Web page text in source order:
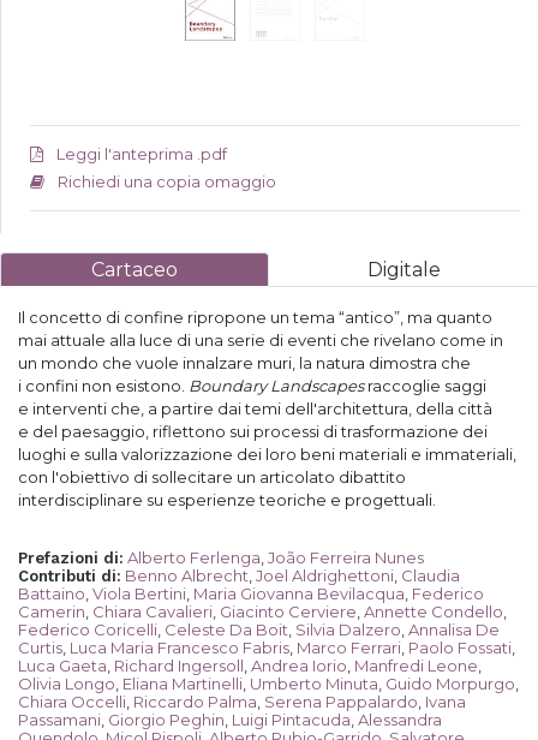
Leggi l'anteprima .pdf
Richiedi una copia omaggio
Cartaceo Digitale
Il concetto di confine ripropone un tema “antico”, ma quanto
mai attuale alla luce di una serie di eventi che rivelano come in
un mondo che vuole innalzare muri, la natura dimostra che
i confini non esistono. Boundary Landscapesraccoglie saggi
e interventi che, a partire dai temi dell'architettura, della città
e del paesaggio, riflettono sui processi di trasformazione dei
luoghi e sulla valorizzazione dei loro beni materiali e immateriali,
con l'obiettivo di sollecitare un articolato dibattito
interdisciplinare su esperienze teoriche e progettuali.
Prefazioni di: Alberto Ferlenga João Ferreira Nunes
Contributi di: Benno Albrecht Joel Aldrighettoni Claudia
Battaino Viola Bertini Maria Giovanna Bevilacqua Federico
Camerin Chiara Cavalieri Giacinto Cerviere Annette Condello
Federico Coricelli Celeste Da Boit Silvia Dalzero Annalisa De
Curtis Luca Maria Francesco Fabris Marco Ferrari Paolo Fossati
Luca Gaeta Richard Ingersoll Andrea Iorio Manfredi Leone
Olivia Longo Eliana Martinelli Umberto Minuta Guido Morpurgo
Chiara Occelli Riccardo Palma Serena Pappalardo Ivana
Passamani Giorgio Peghin Luigi Pintacuda Alessandra